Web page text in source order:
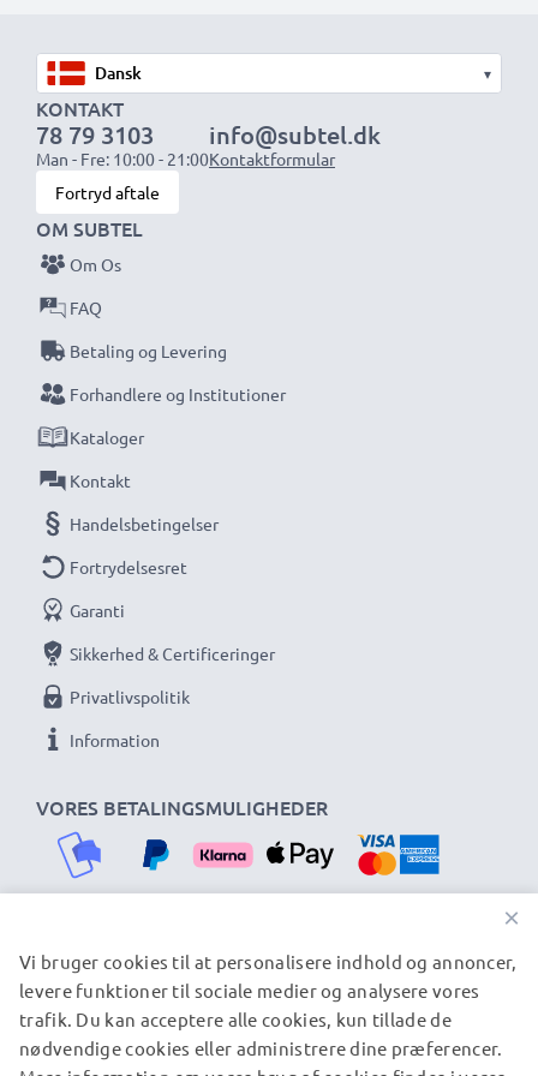
Vælg CELLONIC og gå aldrig på kompromis med
kvaliteten. Bestil nu!
▾
KONTAKT
78 79 3103
Man - Fre: 10:00 - 21:00
info@subtel.dk
Kontaktformular
Fortryd aftale
VORES BETALINGSMULIGHEDER
OM SUBTEL
Om Os
FAQ
Betaling og Levering
Forhandlere og Institutioner
Kataloger
Kontakt
Handelsbetingelser
Fortrydelsesret
Garanti
Sikkerhed & Certificeringer
Privatlivspolitik
Information
VORES FORSENDELSESPARTNERE
© subtel.dk 2026
×
Vi bruger cookies til at personalisere indhold og annoncer,
levere funktioner til sociale medier og analysere vores
trafik. Du kan acceptere alle cookies, kun tillade de
nødvendige cookies eller administrere dine præferencer.